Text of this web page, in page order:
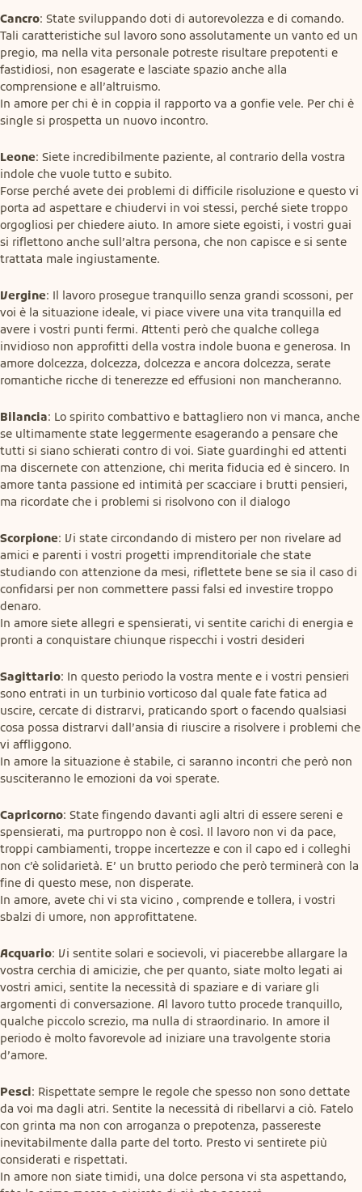
Cancro: State sviluppando doti di autorevolezza e di comando.
Tali caratteristiche sul lavoro sono assolutamente un vanto ed un
pregio, ma nella vita personale potreste risultare prepotenti e
fastidiosi, non esagerate e lasciate spazio anche alla
comprensione e all’altruismo.
In amore per chi è in coppia il rapporto va a gonfie vele. Per chi è
single si prospetta un nuovo incontro.
Leone: Siete incredibilmente paziente, al contrario della vostra
indole che vuole tutto e subito.
Forse perché avete dei problemi di difficile risoluzione e questo vi
porta ad aspettare e chiudervi in voi stessi, perché siete troppo
orgogliosi per chiedere aiuto. In amore siete egoisti, i vostri guai
si riflettono anche sull’altra persona, che non capisce e si sente
trattata male ingiustamente.
Vergine: Il lavoro prosegue tranquillo senza grandi scossoni, per
voi è la situazione ideale, vi piace vivere una vita tranquilla ed
avere i vostri punti fermi. Attenti però che qualche collega
invidioso non approfitti della vostra indole buona e generosa. In
amore dolcezza, dolcezza, dolcezza e ancora dolcezza, serate
romantiche ricche di tenerezze ed effusioni non mancheranno.
Bilancia: Lo spirito combattivo e battagliero non vi manca, anche
se ultimamente state leggermente esagerando a pensare che
tutti si siano schierati contro di voi. Siate guardinghi ed attenti
ma discernete con attenzione, chi merita fiducia ed è sincero. In
amore tanta passione ed intimità per scacciare i brutti pensieri,
ma ricordate che i problemi si risolvono con il dialogo
Scorpione: Vi state circondando di mistero per non rivelare ad
amici e parenti i vostri progetti imprenditoriale che state
studiando con attenzione da mesi, riflettete bene se sia il caso di
confidarsi per non commettere passi falsi ed investire troppo
denaro.
In amore siete allegri e spensierati, vi sentite carichi di energia e
pronti a conquistare chiunque rispecchi i vostri desideri
Sagittario: In questo periodo la vostra mente e i vostri pensieri
sono entrati in un turbinio vorticoso dal quale fate fatica ad
uscire, cercate di distrarvi, praticando sport o facendo qualsiasi
cosa possa distrarvi dall’ansia di riuscire a risolvere i problemi che
vi affliggono.
In amore la situazione è stabile, ci saranno incontri che però non
susciteranno le emozioni da voi sperate.
Capricorno: State fingendo davanti agli altri di essere sereni e
spensierati, ma purtroppo non è così. Il lavoro non vi da pace,
troppi cambiamenti, troppe incertezze e con il capo ed i colleghi
non c’è solidarietà. E’ un brutto periodo che però terminerà con la
fine di questo mese, non disperate.
In amore, avete chi vi sta vicino , comprende e tollera, i vostri
sbalzi di umore, non approfittatene.
Acquario: Vi sentite solari e socievoli, vi piacerebbe allargare la
vostra cerchia di amicizie, che per quanto, siate molto legati ai
vostri amici, sentite la necessità di spaziare e di variare gli
argomenti di conversazione. Al lavoro tutto procede tranquillo,
qualche piccolo screzio, ma nulla di straordinario. In amore il
periodo è molto favorevole ad iniziare una travolgente storia
d’amore.
Pesci: Rispettate sempre le regole che spesso non sono dettate
da voi ma dagli atri. Sentite la necessità di ribellarvi a ciò. Fatelo
con grinta ma non con arroganza o prepotenza, passereste
inevitabilmente dalla parte del torto. Presto vi sentirete più
considerati e rispettati.
In amore non siate timidi, una dolce persona vi sta aspettando,